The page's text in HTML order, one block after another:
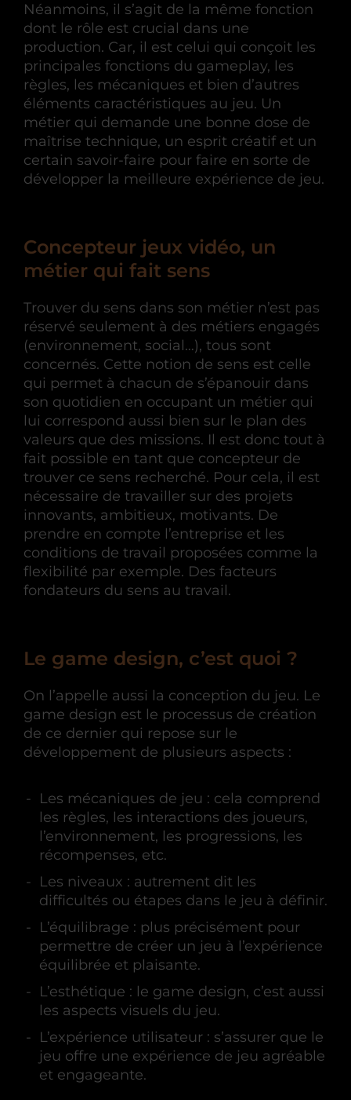
Néanmoins, il s’agit de la même fonction
dont le rôle est crucial dans une
production. Car, il est celui qui conçoit les
principales fonctions du gameplay, les
règles, les mécaniques et bien d’autres
éléments caractéristiques au jeu. Un
métier qui demande une bonne dose de
maîtrise technique, un esprit créatif et un
certain savoir-faire pour faire en sorte de
développer la meilleure expérience de jeu.
Concepteur jeux vidéo, un
métier qui fait sens
Trouver du sens dans son métier n’est pas
réservé seulement à des métiers engagés
(environnement, social…), tous sont
concernés. Cette notion de sens est celle
qui permet à chacun de s’épanouir dans
son quotidien en occupant un métier qui
lui correspond aussi bien sur le plan des
valeurs que des missions. Il est donc tout à
fait possible en tant que concepteur de
trouver ce sens recherché. Pour cela, il est
nécessaire de travailler sur des projets
innovants, ambitieux, motivants. De
prendre en compte l’entreprise et les
conditions de travail proposées comme la
flexibilité par exemple. Des facteurs
fondateurs du sens au travail.
Le game design, c’est quoi ?
On l’appelle aussi la conception du jeu. Le
game design est le processus de création
de ce dernier qui repose sur le
développement de plusieurs aspects :
Les mécaniques de jeu : cela comprend
les règles, les interactions des joueurs,
l’environnement, les progressions, les
récompenses, etc.
Les niveaux : autrement dit les
difficultés ou étapes dans le jeu à définir.
L’équilibrage : plus précisément pour
permettre de créer un jeu à l’expérience
équilibrée et plaisante.
L’esthétique : le game design, c’est aussi
les aspects visuels du jeu.
L’expérience utilisateur : s’assurer que le
jeu offre une expérience de jeu agréable
et engageante.